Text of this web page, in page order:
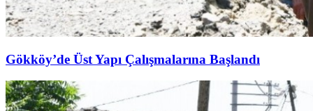
Gökköy’de Üst Yapı Çalışmalarına Başlandı